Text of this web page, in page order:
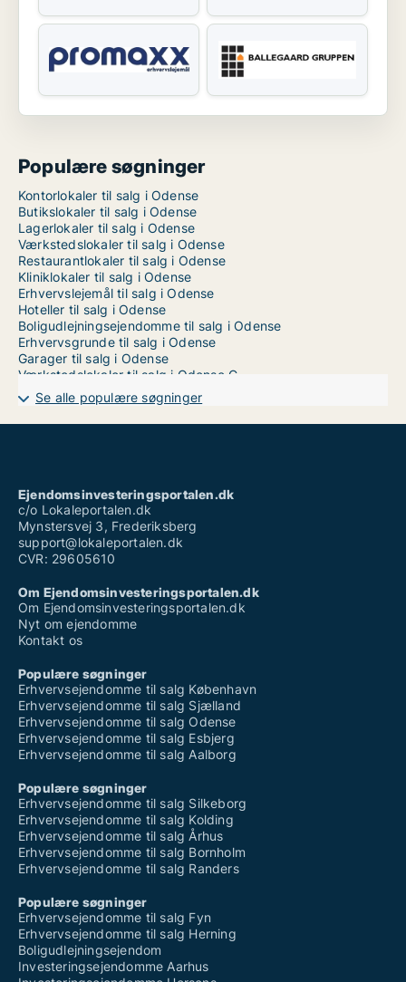
Populære søgninger
Kontorlokaler til salg i Odense
Butikslokaler til salg i Odense
Lagerlokaler til salg i Odense
Værkstedslokaler til salg i Odense
Restaurantlokaler til salg i Odense
Kliniklokaler til salg i Odense
Erhvervslejemål til salg i Odense
Hoteller til salg i Odense
Boligudlejningsejendomme til salg i Odense
Erhvervsgrunde til salg i Odense
Garager til salg i Odense
Værkstedslokaler til salg i Odense C
Værkstedslokaler til salg i Odense M
Værkstedslokaler til salg i Odense N
Værkstedslokaler til salg i Odense NV
Værkstedslokaler til salg i Odense SØ
Værkstedslokaler til salg i Odense V
Se alle populære søgninger
Ejendomsinvesteringsportalen.dk
c/o Lokaleportalen.dk
Mynstersvej 3, Frederiksberg
support@lokaleportalen.dk
CVR: 29605610
Om Ejendomsinvesteringsportalen.dk
Om Ejendomsinvesteringsportalen.dk
Nyt om ejendomme
Kontakt os
Populære søgninger
Erhvervsejendomme til salg København
Erhvervsejendomme til salg Sjælland
Erhvervsejendomme til salg Odense
Erhvervsejendomme til salg Esbjerg
Erhvervsejendomme til salg Aalborg
Populære søgninger
Erhvervsejendomme til salg Silkeborg
Erhvervsejendomme til salg Kolding
Erhvervsejendomme til salg Århus
Erhvervsejendomme til salg Bornholm
Erhvervsejendomme til salg Randers
Populære søgninger
Erhvervsejendomme til salg Fyn
Erhvervsejendomme til salg Herning
Boligudlejningsejendom
Investeringsejendomme Aarhus